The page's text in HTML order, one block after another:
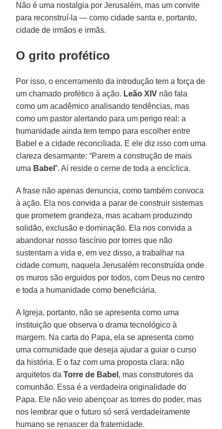
Não é uma nostalgia por Jerusalém, mas um convite
para reconstruí-la — como cidade santa e, portanto,
cidade de irmãos e irmãs.
O grito profético
Por isso, o encerramento da introdução tem a força de
um chamado profético à ação. Leão XIV não fala
como um acadêmico analisando tendências, mas
como um pastor alertando para um perigo real: a
humanidade ainda tem tempo para escolher entre
Babel e a cidade reconciliada. E ele diz isso com uma
clareza desarmante: “Parem a construção de mais
uma Babel”. Aí reside o cerne de toda a encíclica.
A frase não apenas denuncia, como também convoca
à ação. Ela nos convida a parar de construir sistemas
que prometem grandeza, mas acabam produzindo
solidão, exclusão e dominação. Ela nos convida a
abandonar nosso fascínio por torres que não
sustentam a vida e, em vez disso, a trabalhar na
cidade comum, naquela Jerusalém reconstruída onde
os muros são erguidos por todos, com Deus no centro
e toda a humanidade como beneficiária.
A Igreja, portanto, não se apresenta como uma
instituição que observa o drama tecnológico à
margem. Na carta do Papa, ela se apresenta como
uma comunidade que deseja ajudar a guiar o curso
da história. E o faz com uma proposta clara: não
arquitetos daTorre de Babel , mas construtores da
comunhão. Essa é a verdadeira originalidade do
Papa. Ele não veio abençoar as torres do poder, mas
nos lembrar que o futuro só será verdadeiramente
humano se renascer da fraternidade.